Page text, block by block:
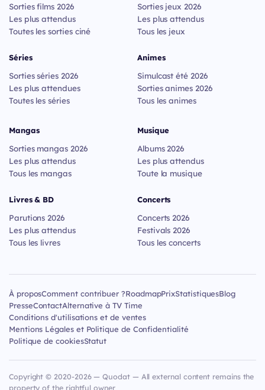
Sorties films 2026
Les plus attendus
Toutes les sorties ciné
Séries
Sorties séries 2026
Les plus attendues
Toutes les séries
Sorties jeux 2026
Les plus attendus
Tous les jeux
Animes
Simulcast été 2026
Sorties animes 2026
Tous les animes
Mangas
Sorties mangas 2026
Les plus attendus
Tous les mangas
Livres & BD
Parutions 2026
Les plus attendus
Tous les livres
Musique
Albums 2026
Les plus attendus
Toute la musique
Concerts
Concerts 2026
Festivals 2026
Tous les concerts
À proposComment contribuer ?RoadmapPrixStatistiquesBlog
PresseContactAlternative à TV Time
Conditions d'utilisations et de ventes
Mentions Légales et Politique de Confidentialité
Politique de cookiesStatut
Copyright © 2020-2026 — Quodat — All external content remains the
property of the rightful owner